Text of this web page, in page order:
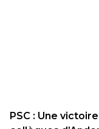
PSC : Une